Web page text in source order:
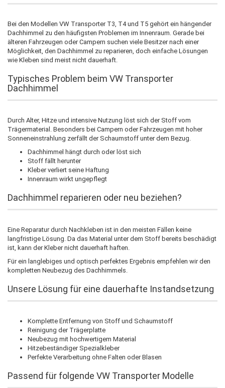
Bei den Modellen VW Transporter T3, T4 und T5 gehört ein hängender
Dachhimmel zu den häufigsten Problemen im Innenraum. Gerade bei
älteren Fahrzeugen oder Campern suchen viele Besitzer nach einer
Möglichkeit, den Dachhimmel zu reparieren, doch einfache Lösungen
wie Kleben sind meist nicht dauerhaft.
Typisches Problem beim VW Transporter
Dachhimmel
Durch Alter, Hitze und intensive Nutzung löst sich der Stoff vom
Trägermaterial. Besonders bei Campern oder Fahrzeugen mit hoher
Sonneneinstrahlung zerfällt der Schaumstoff unter dem Bezug.
Dachhimmel hängt durch oder löst sich
Stoff fällt herunter
Kleber verliert seine Haftung
Innenraum wirkt ungepflegt
Dachhimmel reparieren oder neu beziehen?
Eine Reparatur durch Nachkleben ist in den meisten Fällen keine
langfristige Lösung. Da das Material unter dem Stoff bereits beschädigt
ist, kann der Kleber nicht dauerhaft haften.
Für ein langlebiges und optisch perfektes Ergebnis empfehlen wir den
kompletten Neubezug des Dachhimmels.
Unsere Lösung für eine dauerhafte Instandsetzung
Komplette Entfernung von Stoff und Schaumstoff
Reinigung der Trägerplatte
Neubezug mit hochwertigem Material
Hitzebeständiger Spezialkleber
Perfekte Verarbeitung ohne Falten oder Blasen
Passend für folgende VW Transporter Modelle